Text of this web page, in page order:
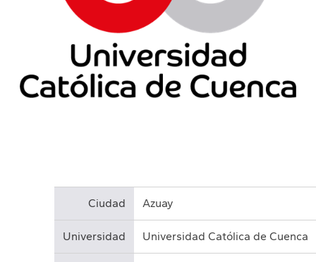
Ciudad Azuay
Universidad Universidad Católica de Cuenca